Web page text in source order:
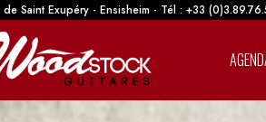
Saint Exupéry - Ensisheim - Tél : +33